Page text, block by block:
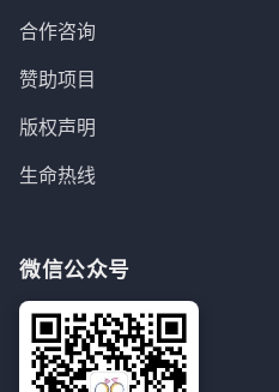
合作咨询
赞助项目
版权声明
生命热线
微信公众号